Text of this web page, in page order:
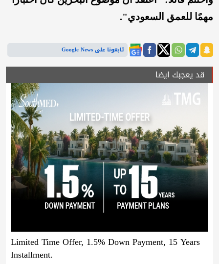
مهمًا للعمق السعودي".
تابعونا على Google News
قد يعجبك ايضا
Limited Time Offer, 1.5% Down Payment, 15 Years
Installment.